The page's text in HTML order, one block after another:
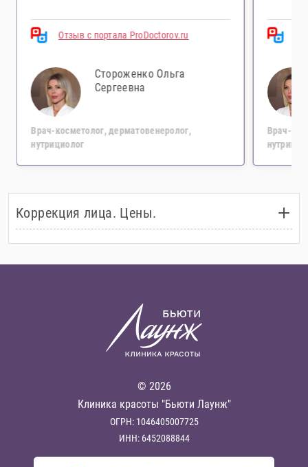
Отзыв с портала ProDoctorov.ru
Стороженко Ольга
Сергеевна
Врач-косметолог, дерматовенеролог,
нутрициолог
Врач-
Коррекция лица. Цены.
© 2026
Клиника красоты "Бьюти Лаунж"
ОГРН: 1046405007725
ИНН: 6452088844